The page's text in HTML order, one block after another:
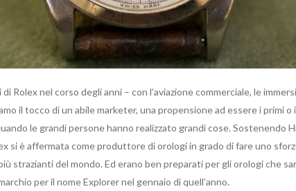
Rolex nel corso degli anni – con l’aviazione commerciale, le
il tocco di un abile marketer, una propensione ad essere i primi o
le grandi persone hanno realizzato grandi cose. Sostenendo
si è affermata come produttore di orologi in grado di fare uno
strazianti del mondo. Ed erano ben preparati per gli orologi che
per il nome Explorer nel gennaio di quell’anno.